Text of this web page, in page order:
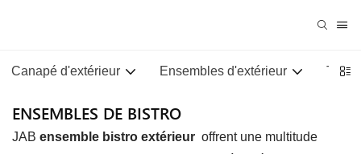
Canapé d'extérieur Ensembles d'extérieur
ENSEMBLES DE BISTRO
JAB ensemble bistro extérieur offrent une multitude